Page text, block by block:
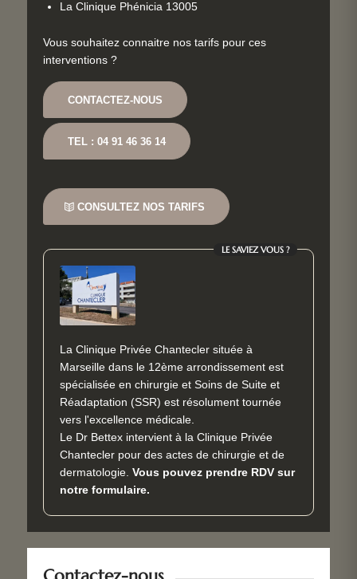
La Clinique Phénicia 13005
Vous souhaitez connaitre nos tarifs pour ces
interventions ?
CONTACTEZ-NOUS
TEL : 04 91 46 36 14
CONSULTEZ NOS TARIFS
LE SAVIEZ VOUS ?
La Clinique Privée Chantecler située à
Marseille dans le 12ème arrondissement est
spécialisée en chirurgie et Soins de Suite et
Réadaptation (SSR) est résolument tournée
vers l'excellence médicale.
Le Dr Bettex intervient à la Clinique Privée
Chantecler pour des actes de chirurgie et de
dermatologie. Vous pouvez prendre RDV sur
notre formulaire.